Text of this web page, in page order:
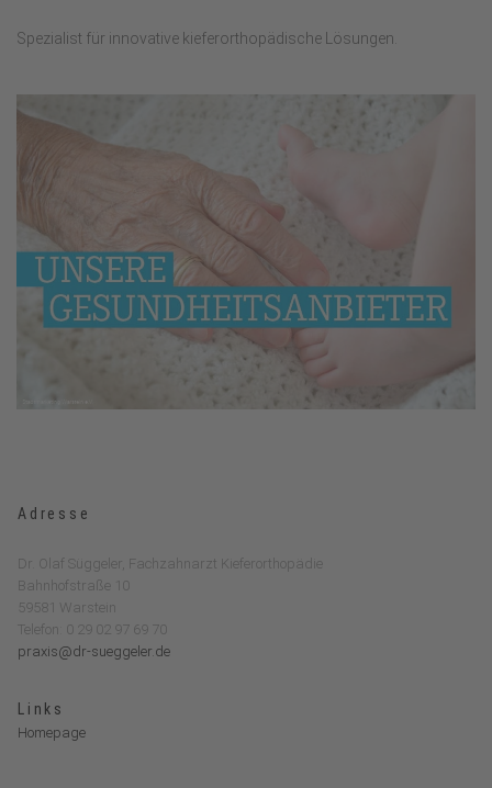
Spezialist für innovative kieferorthopädische Lösungen.
Adresse
Dr. Olaf Süggeler, Fachzahnarzt Kieferorthopädie
Bahnhofstraße 10
59581 Warstein
Telefon: 0 29 02 97 69 70
praxis@dr-sueggeler.de
Links
Homepage